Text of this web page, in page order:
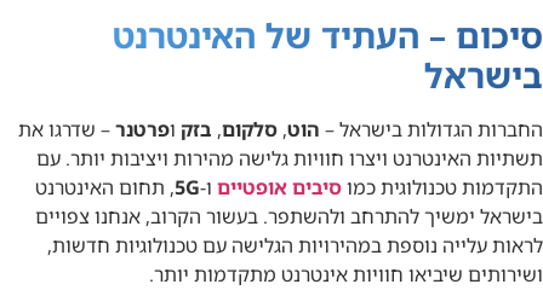
סיכום – העתיד של האינטרנט
בישראל
החברות הגדולות בישראל – הוט, סלקום, בזק ופרטנר– שדרגו את
תשתיות האינטרנט ויצרו חוויות גלישה מהירות ויציבות יותר. עם
התקדמות טכנולוגית כמוסיבים אופטיים ו-5G, תחום האינטרנט
בישראל ימשיך להתרחב ולהשתפר. בעשור הקרוב, אנחנו צפויים
לראות עלייה נוספת במהירויות הגלישה עם טכנולוגיות חדשות,
ושירותים שיביאו חוויות אינטרנט מתקדמות יותר.